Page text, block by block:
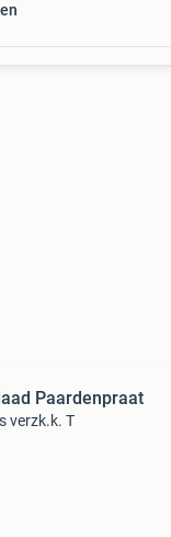
Paardenpraat
verzk.k. T